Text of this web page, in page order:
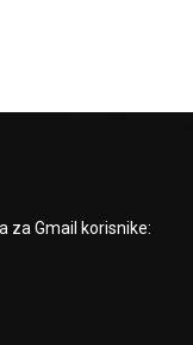
za Gmail korisnike: